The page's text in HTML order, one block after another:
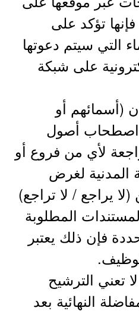
تؤكد على
التي سيتم دعوتها
على شبكة
(أسمائهم أو
اصطحاب أصول
لأي من فروع أو
المدنية لغرض
يراجع / لا تراجع)
المطلوبة
فإن ذلك يعتبر
تعني الترشيح
النهائية بعد